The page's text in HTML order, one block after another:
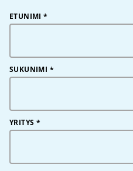
ETUNIMI *
SUKUNIMI *
YRITYS *